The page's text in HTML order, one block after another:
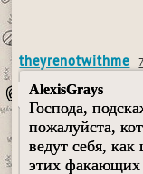
theyrenotwithme
AlexisGrays
Господа,
пожалуйста,
ведут себя,
этих факающих